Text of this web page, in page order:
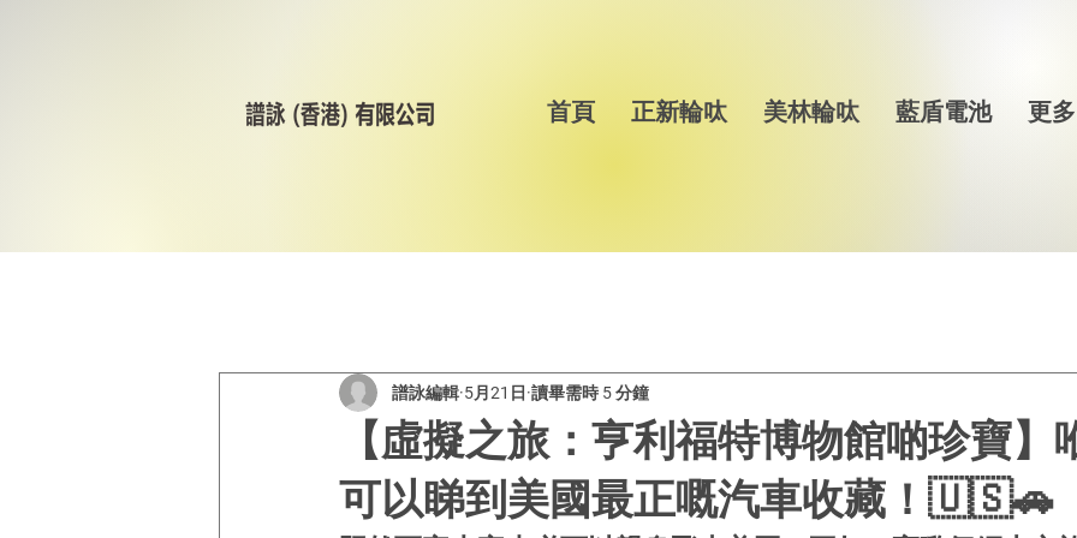
首頁 正新輪呔 美林輪呔 藍盾電池 更多
【虛擬之旅：亨利福特博物館啲珍寶】
可以睇到美國最正嘅汽車收藏！🇺🇸🚗
譜詠編輯 5月21日 讀畢需時 5 分鐘